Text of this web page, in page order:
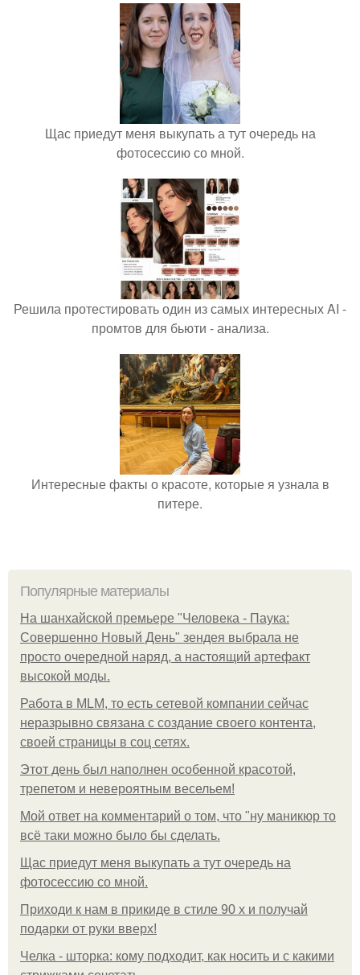
Щас приедут меня выкупать а тут очередь на
фотосессию со мной.
Решила протестировать один из самых интересных AI -
промтов для бьюти - анализа.
Интересные факты о красоте, которые я узнала в
питере.
Популярные материалы
На шанхайской премьере "Человека - Паука:
Совершенно Новый День" зендея выбрала не
просто очередной наряд, а настоящий артефакт
высокой моды.
Работа в MLM, то есть сетевой компании сейчас
неразрывно связана с создание своего контента,
своей страницы в соц сетях.
Этот день был наполнен особенной красотой,
трепетом и невероятным весельем!
Мой ответ на комментарий о том, что "ну маникюр то
всё таки можно было бы сделать.
Щас приедут меня выкупать а тут очередь на
фотосессию со мной.
Приходи к нам в прикиде в стиле 90 х и получай
подарки от руки вверх!
Челка - шторка: кому подходит, как носить и с какими